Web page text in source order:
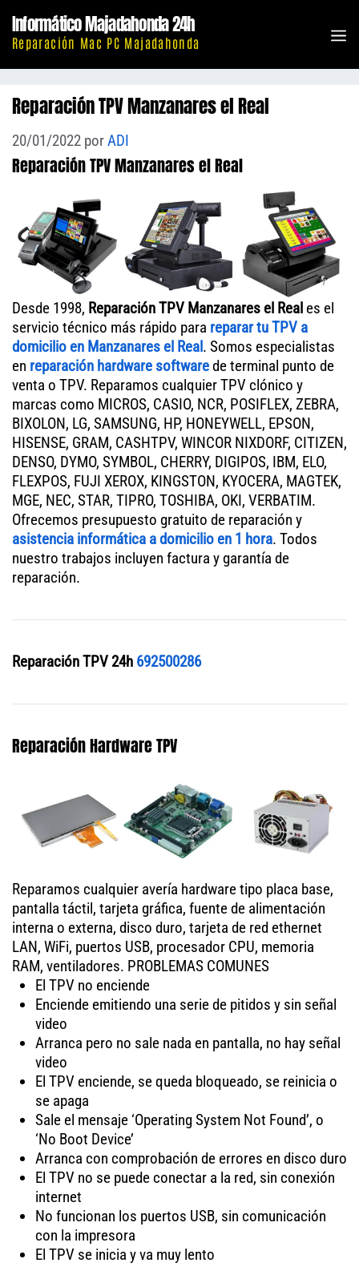
contenido
Informático Majadahonda 24h
Reparación Mac PC Majadahonda
Reparación TPV Manzanares el Real
20/01/2022 porADI
Reparación TPV Manzanares el Real
Desde 1998, Reparación TPV Manzanares el Real es el
servicio técnico más rápido para reparar tu TPV a
domicilio en Manzanares el Real. Somos especialistas
en reparación hardware softwarede terminal punto de
venta o TPV. Reparamos cualquier TPV clónico y
marcas como MICROS, CASIO, NCR, POSIFLEX, ZEBRA,
BIXOLON, LG, SAMSUNG, HP, HONEYWELL, EPSON,
HISENSE, GRAM, CASHTPV, WINCOR NIXDORF, CITIZEN,
DENSO, DYMO, SYMBOL, CHERRY, DIGIPOS, IBM, ELO,
FLEXPOS, FUJI XEROX, KINGSTON, KYOCERA, MAGTEK,
MGE, NEC, STAR, TIPRO, TOSHIBA, OKI, VERBATIM.
Ofrecemos presupuesto gratuito de reparación y
asistencia informática a domicilio en 1 hora. Todos
nuestro trabajos incluyen factura y garantía de
reparación.
Reparación TPV 24h 692500286
Reparación Hardware TPV
Reparamos cualquier avería hardware tipo placa base,
pantalla táctil, tarjeta gráfica, fuente de alimentación
interna o externa, disco duro, tarjeta de red ethernet
LAN, WiFi, puertos USB, procesador CPU, memoria
RAM, ventiladores. PROBLEMAS COMUNES
El TPV no enciende
Enciende emitiendo una serie de pitidos y sin señal
video
Arranca pero no sale nada en pantalla, no hay señal
video
El TPV enciende, se queda bloqueado, se reinicia o
se apaga
Sale el mensaje ‘Operating System Not Found’, o
‘No Boot Device’
Arranca con comprobación de errores en disco duro
El TPV no se puede conectar a la red, sin conexión
internet
No funcionan los puertos USB, sin comunicación
con la impresora
El TPV se inicia y va muy lento